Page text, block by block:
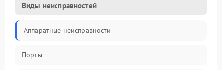
Виды неисправностей
Аппаратные неисправности
Порты